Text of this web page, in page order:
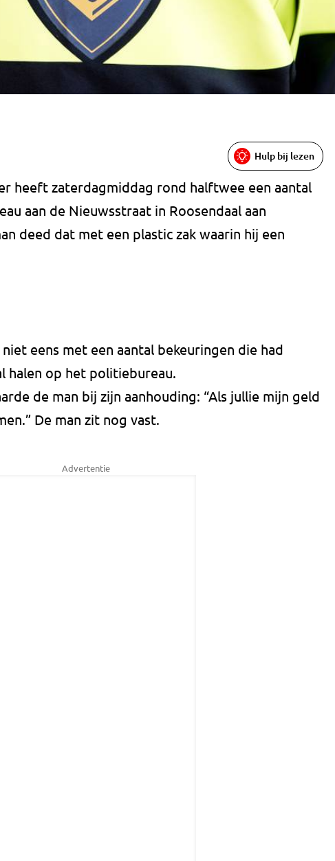
Hulp bij lezen
heeft zaterdagmiddag rond halftwee een aantal
aan de Nieuwsstraat in Roosendaal aan
deed dat met een plastic zak waarin hij een
eens met een aantal bekeuringen die had
halen op het politiebureau.
de man bij zijn aanhouding: “Als jullie mijn geld
De man zit nog vast.
Advertentie